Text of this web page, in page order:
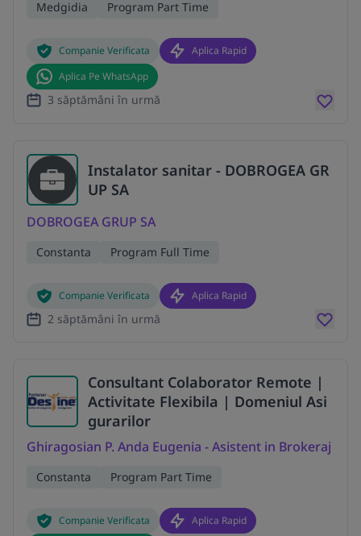
Medgidia Program Part Time
Companie Verificata
Aplica Rapid
Aplica Pe WhatsApp
3 săptămâni în urmă
Instalator sanitar - DOBROGEA GR
UP SA
DOBROGEA GRUP SA
Constanta Program Full Time
Companie Verificata Aplica Rapid
2 săptămâni în urmă
Consultant Colaborator Remote |
Activitate Flexibila | Domeniul Asi
gurarilor
Ghiragosian P. Anda Eugenia - Asistent in Brokeraj
Constanta Program Part Time
Companie Verificata
Aplica Rapid